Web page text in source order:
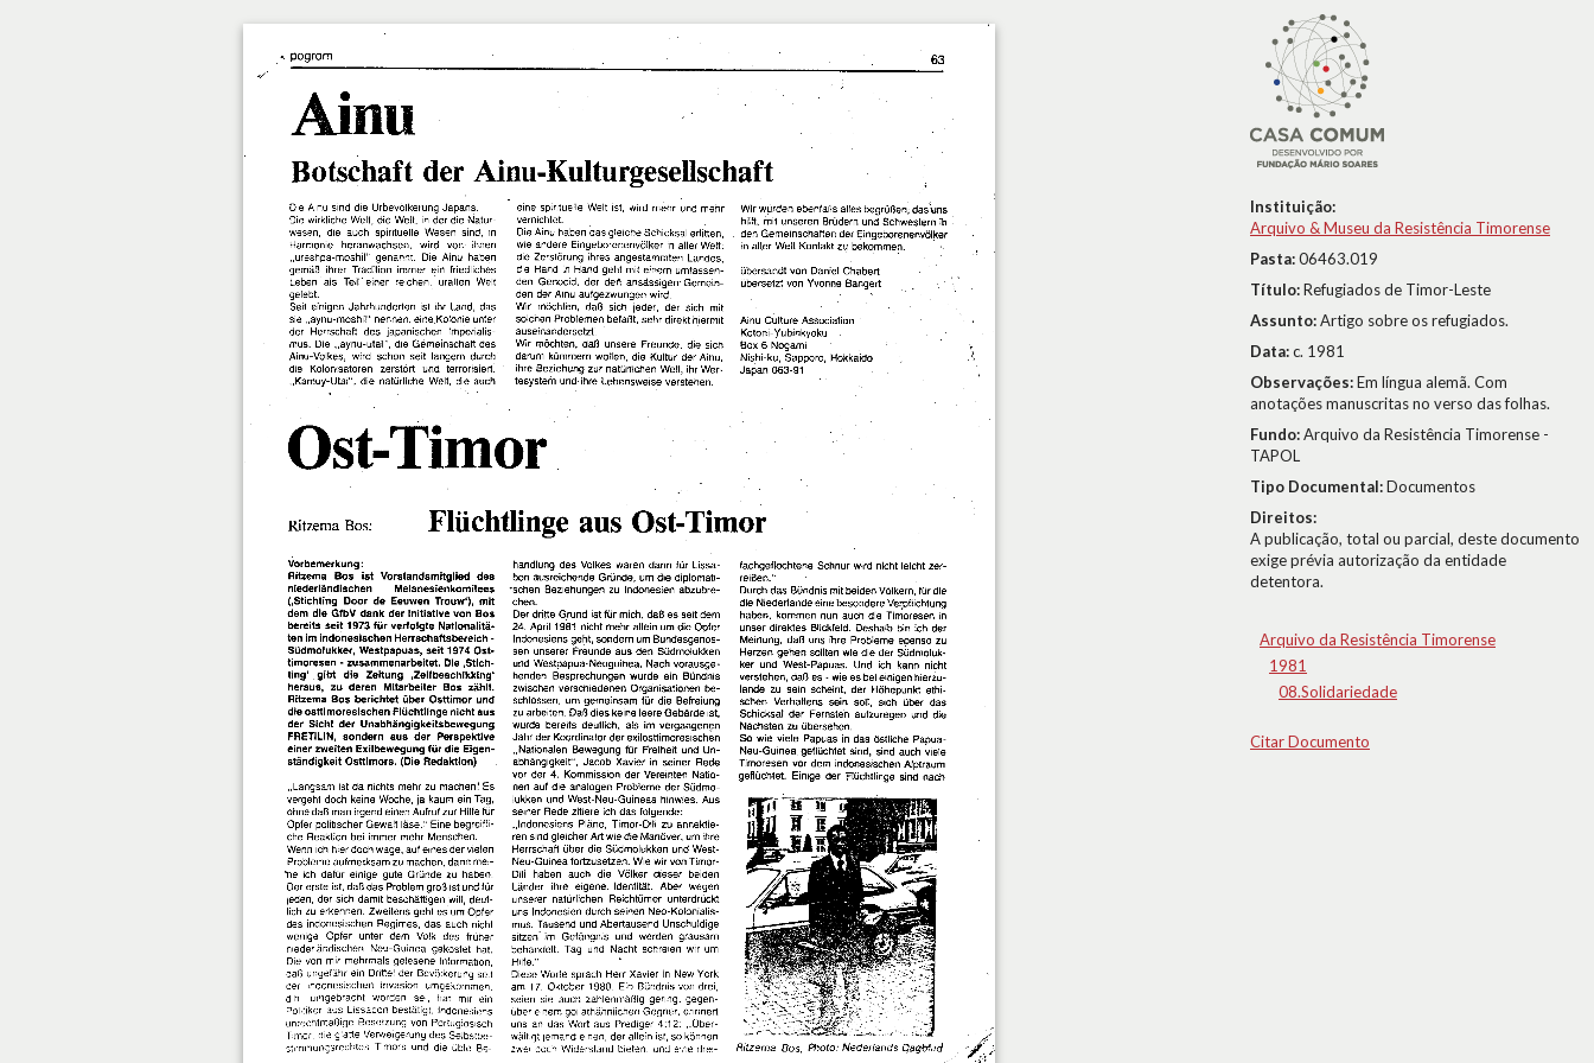
Instituição:
Arquivo & Museu da Resistência Timorense
Pasta:06463.019
Título:Refugiados de Timor-Leste
Assunto:Artigo sobre os refugiados.
Data:c. 1981
Observações:Em língua alemã. Com
anotações manuscritas no verso das folhas.
Fundo:Arquivo da Resistência Timorense -
TAPOL
Tipo Documental:Documentos
Direitos:
A publicação, total ou parcial, deste documento
exige prévia autorização da entidade
detentora.
Arquivo da Resistência Timorense
1981
08.Solidariedade
Citar Documento